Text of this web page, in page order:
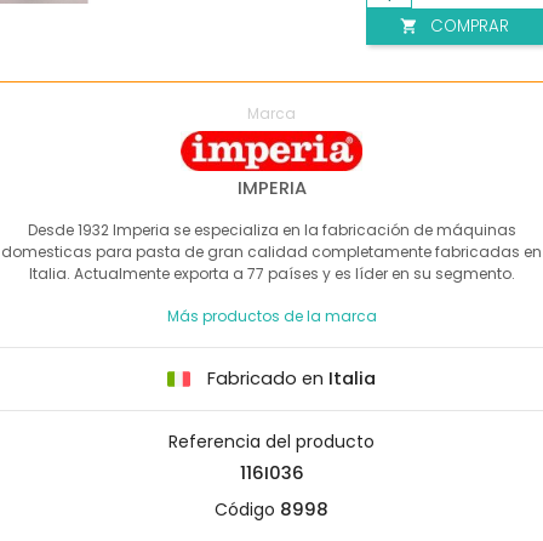
Marca
IMPERIA
Desde 1932 Imperia se especializa en la fabricación de máquinas
domesticas para pasta de gran calidad completamente fabricadas en
Italia. Actualmente exporta a 77 países y es líder en su segmento.
Más productos de la marca
Fabricado en Italia
Referencia del producto
116I036
Código 8998
 COMPRAR